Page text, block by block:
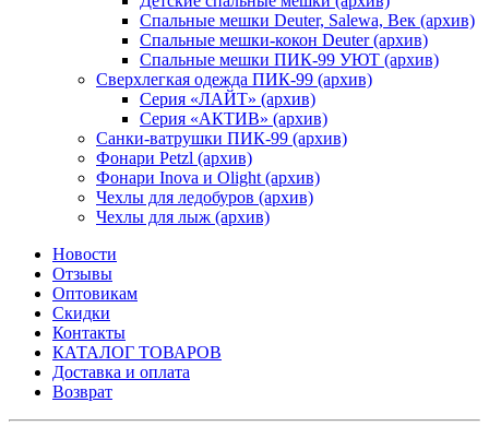
Спальные мешки Deuter, Salewa, Век (архив)
Спальные мешки-кокон Deuter (архив)
Спальные мешки ПИК-99 УЮТ (архив)
Сверхлегкая одежда ПИК-99 (архив)
Серия «ЛАЙТ» (архив)
Серия «АКТИВ» (архив)
Санки-ватрушки ПИК-99 (архив)
Фонари Petzl (архив)
Фонари Inova и Olight (архив)
Чехлы для ледобуров (архив)
Чехлы для лыж (архив)
Новости
Отзывы
Оптовикам
Скидки
Контакты
КАТАЛОГ ТОВАРОВ
Доставка и оплата
Возврат